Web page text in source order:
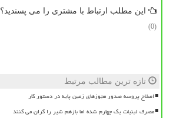
این مطلب ارتباط با مشتری را می پسندید؟
(0)
تازه ترین مطالب مرتبط
اصلاح پروسه صدور مجوزهای زمین پایه در دستور کار
مصرف لبنیات یک چهارم شده اما بازهم شیر را گران می کنند